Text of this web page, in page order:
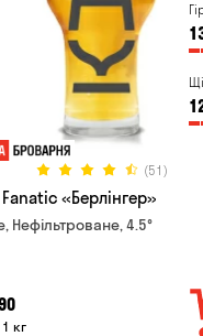
(51)
«Берлінгер»
Нефільтроване, 4.5°
кг